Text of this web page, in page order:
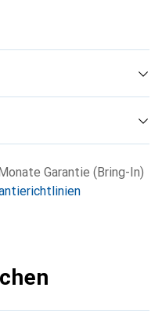
Garantie (Bring-In)